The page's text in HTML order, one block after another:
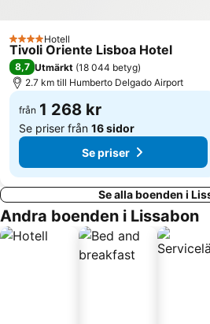
Doca de Belém
Sé
4 Stjärnor
Hotell
Tivoli Oriente Lisboa Hotel
8,7 Utmärkt (18 044 betyg)
2.7 km till Humberto Delgado Airport
från 1 268 kr
Se priser från 16 sidor
Se priser
Se alla boenden i
Andra boenden i Lissabon